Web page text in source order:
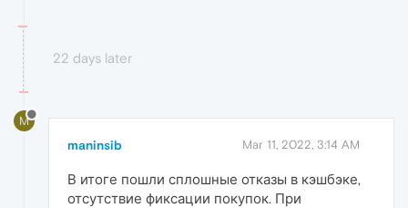
22 days later
M
maninsib Mar 11, 2022, 3:14 AM
В итоге пошли сплошные отказы в кэшбэке,
отсутствие фиксации покупок. При